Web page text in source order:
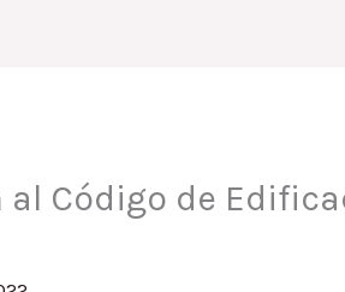
al Código de